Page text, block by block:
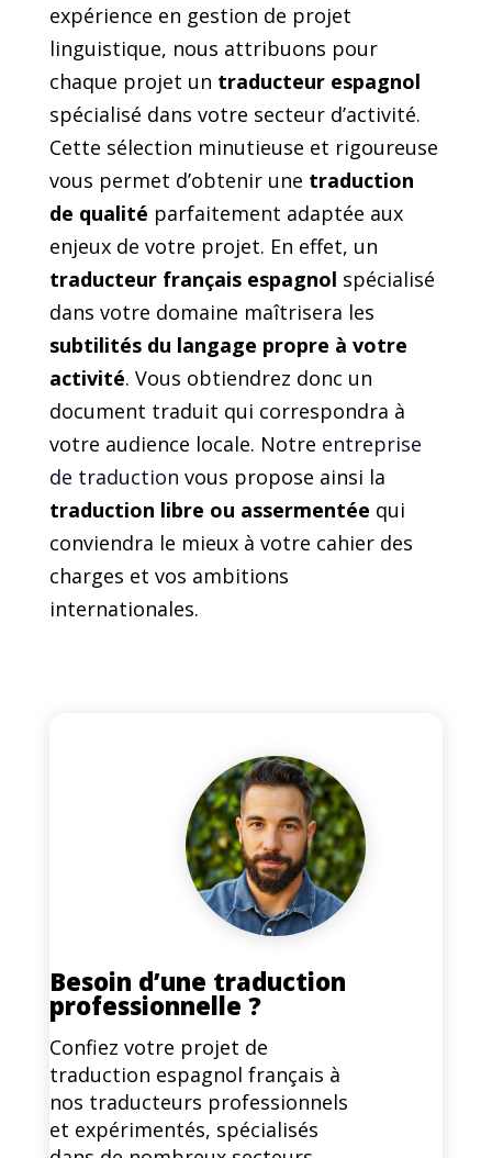
expérience en gestion de projet
linguistique, nous attribuons pour
chaque projet un traducteur espagnol
spécialisé dans votre secteur d’activité.
Cette sélection minutieuse et rigoureuse
vous permet d’obtenir une traduction
de qualité parfaitement adaptée aux
enjeux de votre projet. En effet, un
traducteur français espagnol spécialisé
dans votre domaine maîtrisera les
subtilités du langage propre à votre
activité. Vous obtiendrez donc un
document traduit qui correspondra à
votre audience locale. Notre entreprise
de traduction vous propose ainsi la
traduction libre ou assermentée qui
conviendra le mieux à votre cahier des
charges et vos ambitions
internationales.
Besoin d’une traduction
professionnelle ?
Confiez votre projet de
traduction espagnol français à
nos traducteurs professionnels
et expérimentés, spécialisés